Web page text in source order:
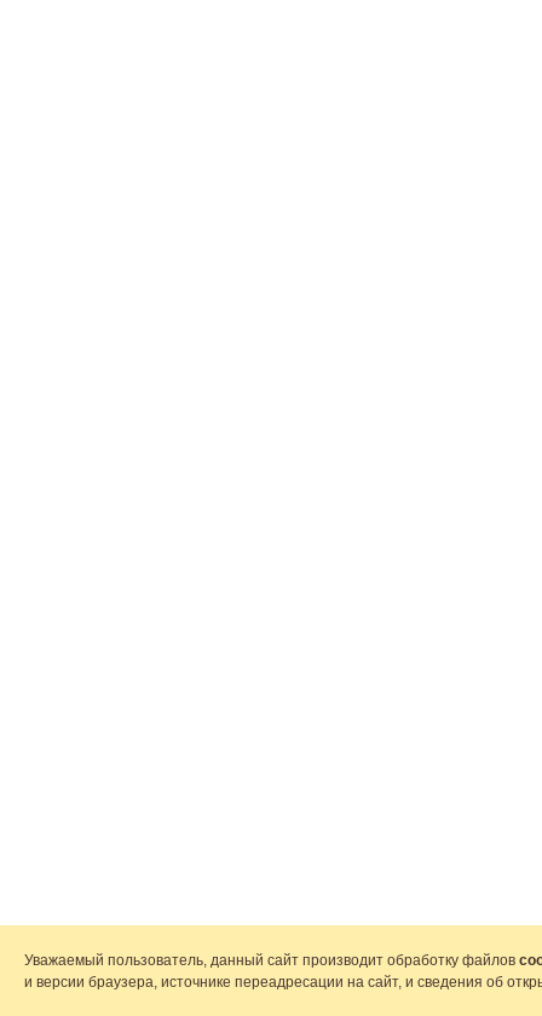
Уважаемый пользователь, данный сайт производит обработку файлов
и версии браузера, источнике переадресации на сайт, и сведения об